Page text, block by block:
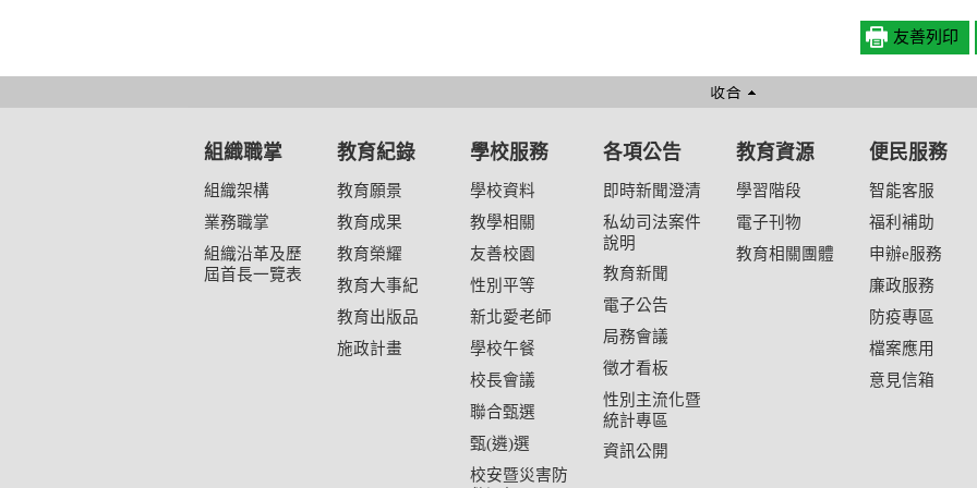
友善列印
組織職掌
組織架構
業務職掌
組織沿革及歷
屆首長一覽表
教育紀錄
教育願景
教育成果
教育榮耀
教育大事紀
教育出版品
施政計畫
學校服務
學校資料
教學相關
友善校園
性別平等
新北愛老師
學校午餐
校長會議
聯合甄選
甄(遴)選
校安暨災害防
各項公告
即時新聞澄清
私幼司法案件
說明
教育新聞
電子公告
局務會議
徵才看板
性別主流化暨
統計專區
資訊公開
教育資源
學習階段
電子刊物
教育相關團體
便民服務
智能客服
福利補助
申辦e服務
廉政服務
防疫專區
檔案應用
意見信箱